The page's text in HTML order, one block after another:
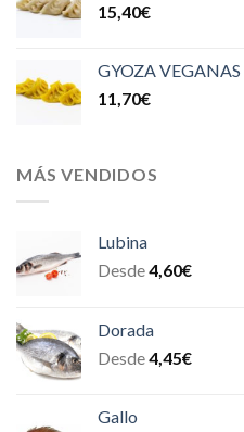
15,40€
GYOZA VEGANAS
11,70€
MÁS VENDIDOS
Lubina
Desde4,60€
Dorada
Desde4,45€
Gallo